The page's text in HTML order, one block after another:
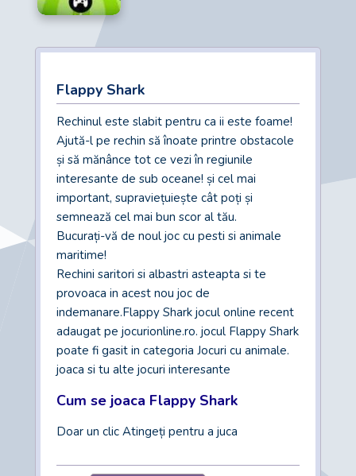
Flappy Shark
Rechinul este slabit pentru ca ii este foame!
Ajută-l pe rechin să înoate printre obstacole
și să mănânce tot ce vezi în regiunile
interesante de sub oceane! și cel mai
important, supraviețuiește cât poți și
semnează cel mai bun scor al tău.
Bucurați-vă de noul joc cu pesti si animale
maritime!
Rechini saritori si albastri asteapta si te
provoaca in acest nou joc de
indemanare.Flappy Shark jocul online recent
adaugat pe jocurionline.ro. jocul Flappy Shark
poate fi gasit in categoria Jocuri cu animale.
joaca si tu alte jocuri interesante
Cum se joaca Flappy Shark
Doar un clic Atingeți pentru a juca